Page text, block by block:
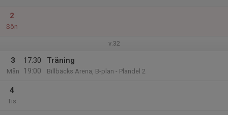
2
Sön
v.32
3
Mån
17:30
19:00
Träning
Billbäcks Arena, B-plan - Plandel 2
4
Tis